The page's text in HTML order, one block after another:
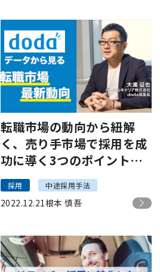
転職市場の動向から紐解
く、売り手市場で採用を成
功に導く3つのポイント｜
dada編集長 大浦 征也
採用 中途採用手法
2022.12.21根本 慎吾